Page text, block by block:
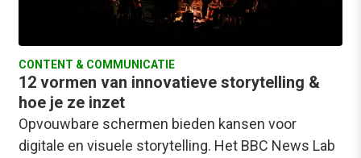
CONTENT & COMMUNICATIE
12 vormen van innovatieve storytelling &
hoe je ze inzet
Opvouwbare schermen bieden kansen voor
digitale en visuele storytelling. Het BBC News Lab